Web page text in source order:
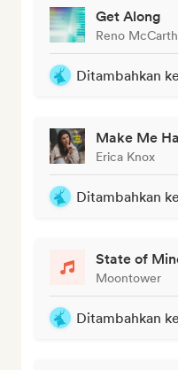
Get Along
Reno
Ditambahkan
Make Me
Erica Knox
Ditambahkan
State of
Moontower
Ditambahkan